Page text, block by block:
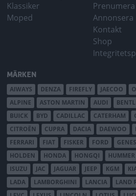
Klassiker
Moped
Prenumera
Annonsera
Kontakt
Shop
MÄRKEN
AIWAYS DENZA FIREFLY JAECOO
ALPINE
ASTON MARTIN AUDI
BUICK
BYD CADILLAC CATERHAM
CITROËN
CUPRA DACIA DAEWOO
FERRARI
FIAT FISKER FORD
HOLDEN
HONDA HONGQI HUMMER
ISUZU
JAC JAGUAR JEEP KGM
LADA
LAMBORGHINI LANCIA LAND